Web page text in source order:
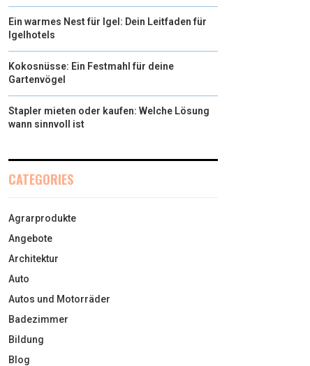
Ein warmes Nest für Igel: Dein Leitfaden für
Igelhotels
Kokosnüsse: Ein Festmahl für deine
Gartenvögel
Stapler mieten oder kaufen: Welche Lösung
wann sinnvoll ist
CATEGORIES
Agrarprodukte
Angebote
Architektur
Auto
Autos und Motorräder
Badezimmer
Bildung
Blog